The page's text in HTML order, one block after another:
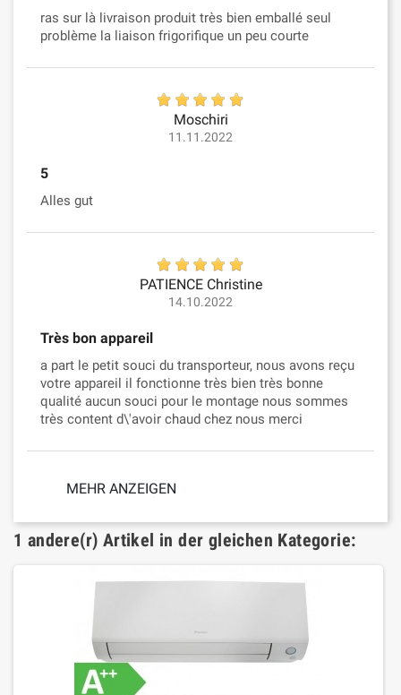
ras sur là livraison produit très bien emballé seul
problème la liaison frigorifique un peu courte
Moschiri
11.11.2022
5
Alles gut
PATIENCE Christine
14.10.2022
Très bon appareil
a part le petit souci du transporteur, nous avons reçu
votre appareil il fonctionne très bien très bonne
qualité aucun souci pour le montage nous sommes
très content d\'avoir chaud chez nous merci
MEHR ANZEIGEN
1 andere(r) Artikel in der gleichen Kategorie: